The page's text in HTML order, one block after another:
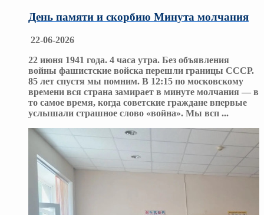
День памяти и скорбию Минута молчания
22-06-2026
22 июня 1941 года. 4 часа утра. Без объявления
войны фашистские войска перешли границы СССР.
85 лет спустя мы помним. В 12:15 по московскому
времени вся страна замирает в минуте молчания — в
то самое время, когда советские граждане впервые
услышали страшное слово «война». Мы всп ...